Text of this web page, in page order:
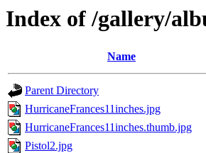
Index of /gallery/
Name
Parent Directory
HurricaneFrances11inches.jpg
HurricaneFrances11inches.thumb.jpg
Pistol2.jpg